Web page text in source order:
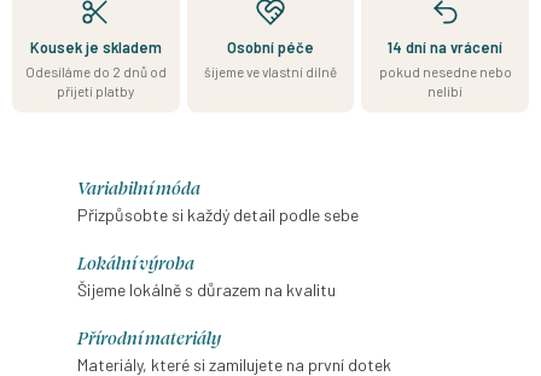
Kousek je skladem
Odesíláme do 2 dnů od
přijetí platby
Osobní péče
šijeme ve vlastní dílně
14 dní na vrácení
pokud nesedne nebo
nelíbí
Variabilní móda
Přizpůsobte si každý detail podle sebe
Lokální výroba
Šijeme lokálně s důrazem na kvalitu
Přírodní materiály
Materiály, které si zamilujete na první dotek